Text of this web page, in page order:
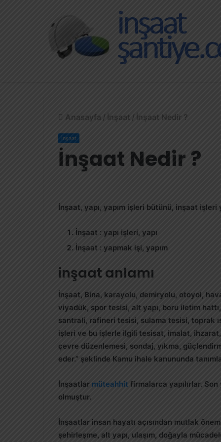
Anasayfa / İnşaat / İnşaat Nedir ?
İnşaat
İnşaat Nedir ?
İnşaat, yapı, yapım işleri bütünü, inşaat
İnşaat : yapı işleri, yapı
İnşaat : yapmak işi, yapım
inşaat anlamı
İnşaat, Bina, karayolu, demiryolu, otoyol,
viyadük, spor tesisi, alt yapı, boru iletim
santrali, rafineri tesisi, sulama tesisi, toprak
işleri ve bu işlerle ilgili tesisat, imalat,
çevre düzenlemesi, sondaj, yıkma,
eder.” şeklinde Kamu ihale kanununda
İnşaatlar müteahhit firmalarca yapılırlar. Son
olmuştur.
İnşaatlar insan hayatı açısından mutlak
şehirleşme, alt yapı, ulaşım, doğayla